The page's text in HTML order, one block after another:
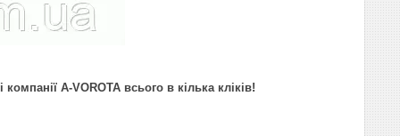
A-VOROTA всього в кілька кліків!